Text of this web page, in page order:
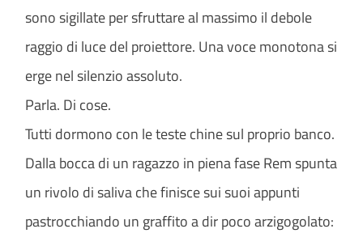
sono sigillate per sfruttare al massimo il debole
raggio di luce del proiettore. Una voce monotona si
erge nel silenzio assoluto.
Parla. Di cose.
Tutti dormono con le teste chine sul proprio banco.
Dalla bocca di un ragazzo in piena fase Rem spunta
un rivolo di saliva che finisce sui suoi appunti
pastrocchiando un graffito a dir poco arzigogolato: